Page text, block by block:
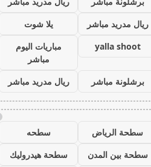
ريال مدريد مباشر
يلا شوت
yalla shoot
مباريات اليوم
مباشر
برشلونة مباشر
ريال مدريد مباشر
سطحة الرياض
سطحه
سطحة بين المدن
سطحة هيدروليك